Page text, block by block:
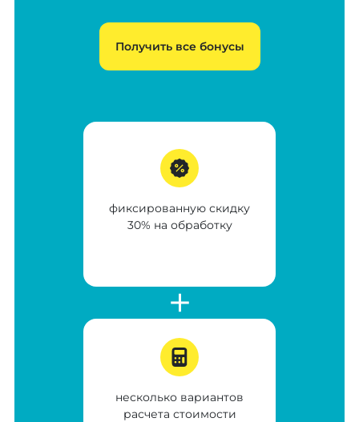
Получить все бонусы
фиксированную скидку
30% на обработку
несколько вариантов
расчета стоимости